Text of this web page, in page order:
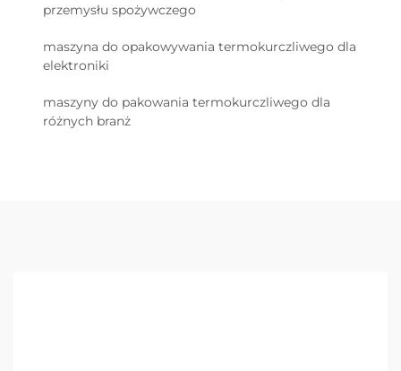
przemysłu spożywczego
maszyna do opakowywania termokurczliwego dla
elektroniki
maszyny do pakowania termokurczliwego dla
różnych branż